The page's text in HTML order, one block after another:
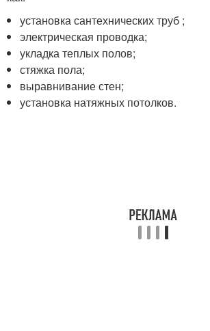
установка сантехнических труб ;
электрическая проводка;
укладка теплых полов;
стяжка пола;
выравнивание стен;
установка натяжных потолков.